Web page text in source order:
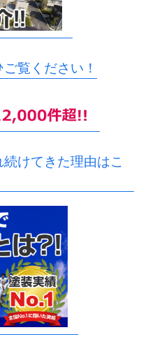
覧ください！
けてきた理由はこ